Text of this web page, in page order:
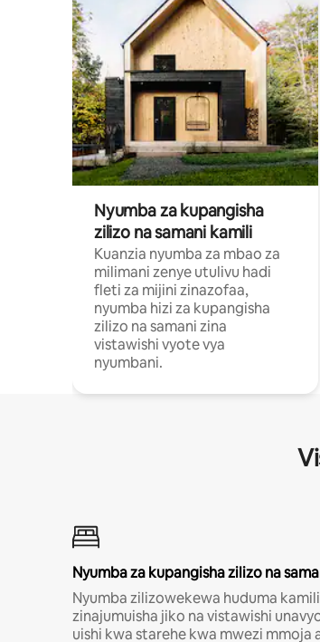
Nyumba za kupangisha
zilizo na samani kamili
Kuanzia nyumba za mbao za
milimani zenye utulivu hadi
fleti za mijini zinazofaa,
nyumba hizi za kupangisha
zilizo na samani zina
vistawishi vyote vya
nyumbani.
Nyumba za kupangisha zilizo na
Nyumba zilizowekewa huduma kamili
zinajumuisha jiko na vistawishi
uishi kwa starehe kwa mwezi mmoja